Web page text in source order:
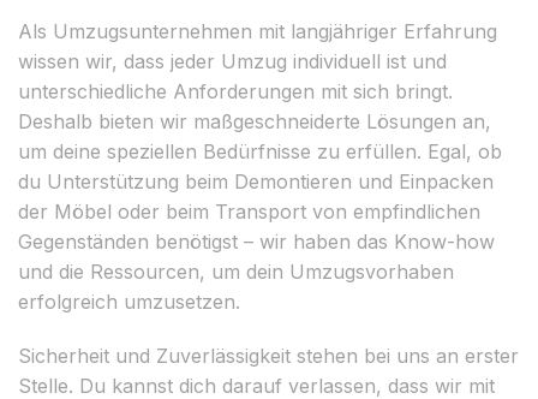
Als Umzugsunternehmen mit langjähriger Erfahrung
wissen wir, dass jeder Umzug individuell ist und
unterschiedliche Anforderungen mit sich bringt.
Deshalb bieten wir maßgeschneiderte Lösungen an,
um deine speziellen Bedürfnisse zu erfüllen. Egal, ob
du Unterstützung beim Demontieren und Einpacken
der Möbel oder beim Transport von empfindlichen
Gegenständen benötigst – wir haben das Know-how
und die Ressourcen, um dein Umzugsvorhaben
erfolgreich umzusetzen.
Sicherheit und Zuverlässigkeit stehen bei uns an erster
Stelle. Du kannst dich darauf verlassen, dass wir mit